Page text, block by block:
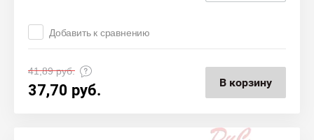
Добавить к сравнению
41,89руб.
37,70 руб. В корзину